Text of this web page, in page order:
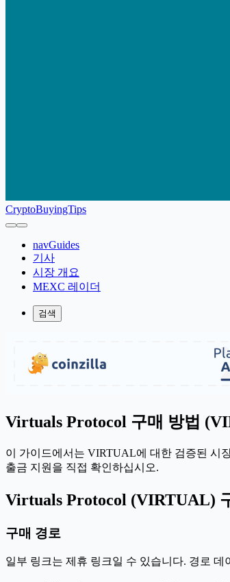
CryptoBuyingTips
navGuides
기사
시장 개요
MEXC 레이더
검색
Virtuals Protocol 구매 방법
이 가이드에서는 VIRTUAL에 대한 검증된 시
출금 지원을 직접 확인하십시오.
Virtuals Protocol (VIRTUAL)
구매 경로
일부 링크는 제휴 링크일 수 있습니다. 경로